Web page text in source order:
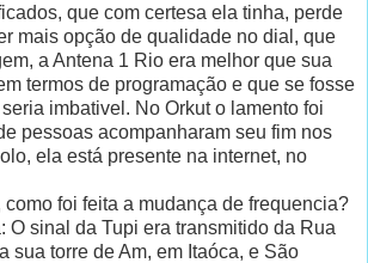
que com certesa ela tinha, perde
mais opção de qualidade no dial, que
a Antena 1 Rio era melhor que sua
termos de programação e que se fosse
imbativel. No Orkut o lamento foi
pessoas acompanharam seu fim nos
ela está presente na internet, no
foi feita a mudança de frequencia?
O sinal da Tupi era transmitido da Rua
sua torre de Am, em Itaóca, e São